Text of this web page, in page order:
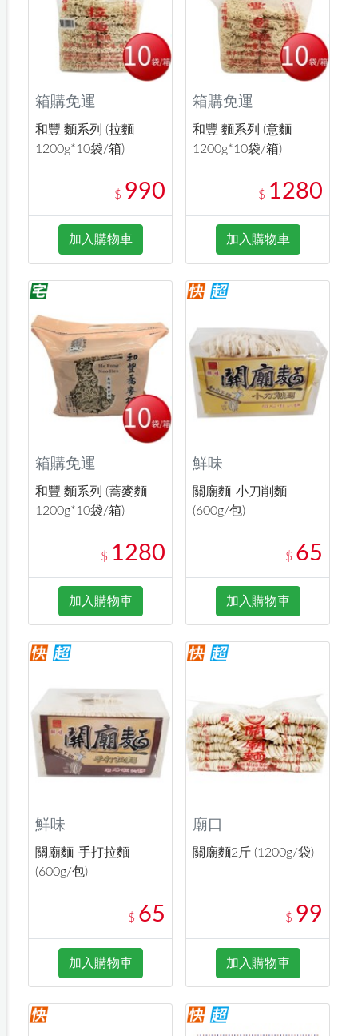
箱購免運
和豐 麵系列 (拉麵
1200g*10袋/箱)
$ 990
加入購物車
箱購免運
和豐 麵系列 (意麵
1200g*10袋/箱)
$ 1280
加入購物車
箱購免運
和豐 麵系列 (蕎麥麵
1200g*10袋/箱)
$ 1280
加入購物車
鮮味
關廟麵-小刀削麵
(600g/包)
$ 65
加入購物車
鮮味
關廟麵-手打拉麵
(600g/包)
$ 65
加入購物車
廟口
關廟麵2斤 (1200g/袋)
$ 99
加入購物車